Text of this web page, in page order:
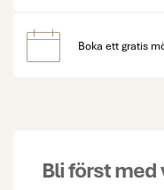
Boka ett gratis
Bli först med